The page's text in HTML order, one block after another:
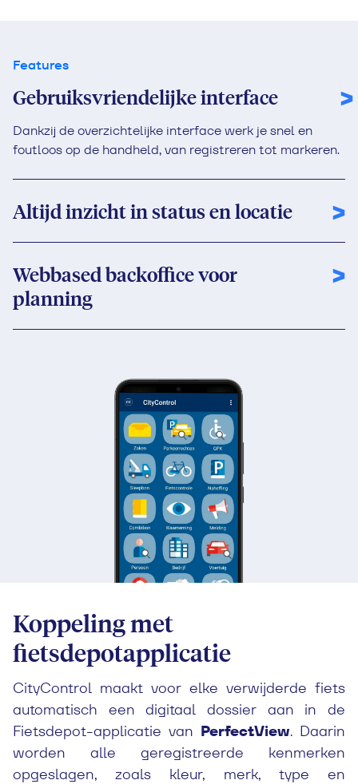
Features
Gebruiksvriendelijke interface
Dankzij de overzichtelijke interface werk je snel en
foutloos op de handheld, van registreren tot markeren.
Altijd inzicht in status en locatie
Webbased backoffice voor
planning
Koppeling met
fietsdepotapplicatie
CityControl maakt voor elke verwijderde fiets
automatisch een digitaal dossier aan in de
Fietsdepot-applicatie van PerfectView. Daarin
worden alle geregistreerde kenmerken
opgeslagen, zoals kleur, merk, type en